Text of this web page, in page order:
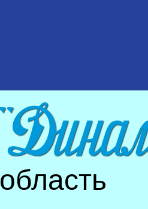
область